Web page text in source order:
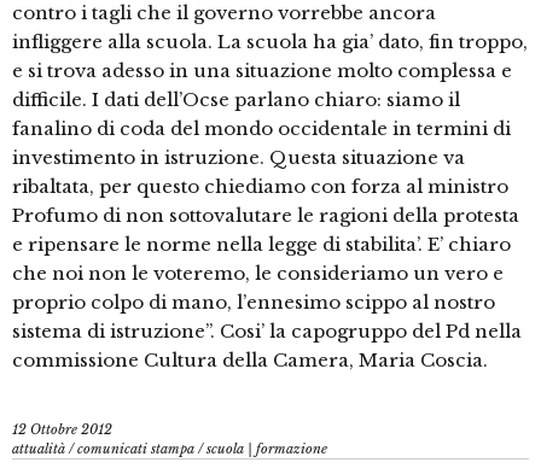
contro i tagli che il governo vorrebbe ancora
infliggere alla scuola. La scuola ha gia’ dato, fin troppo,
e si trova adesso in una situazione molto complessa e
difficile. I dati dell’Ocse parlano chiaro: siamo il
fanalino di coda del mondo occidentale in termini di
investimento in istruzione. Questa situazione va
ribaltata, per questo chiediamo con forza al ministro
Profumo di non sottovalutare le ragioni della protesta
e ripensare le norme nella legge di stabilita’. E’ chiaro
che noi non le voteremo, le consideriamo un vero e
proprio colpo di mano, l’ennesimo scippo al nostro
sistema di istruzione”. Cosi’ la capogruppo del Pd nella
commissione Cultura della Camera, Maria Coscia.
12 Ottobre 2012
attualità /comunicati stampa /scuola | formazione